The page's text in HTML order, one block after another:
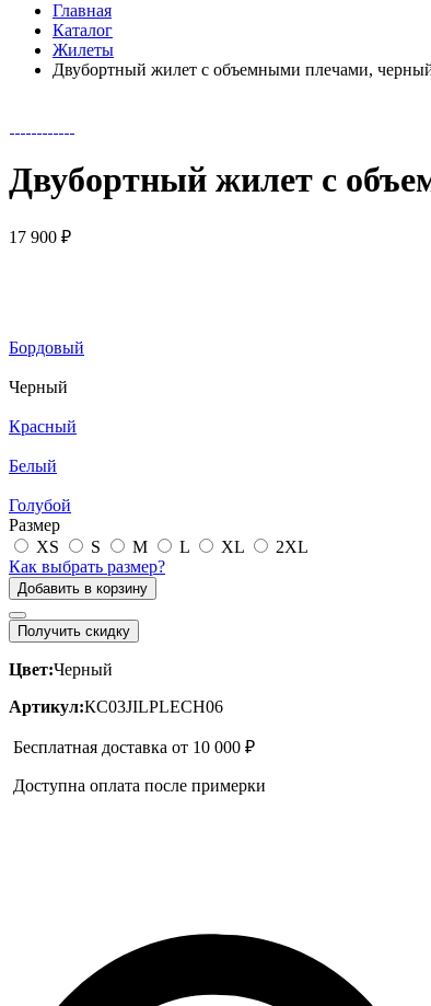
Главная
Каталог
Жилеты
Двубортный жилет с объемными плечами,
Двубортный жилет с
17 900 ₽
Бордовый
Черный
Красный
Белый
Голубой
Размер
XS
S M L XL
2XL
Как выбрать размер?
Добавить в корзину
Получить скидку
Цвет:Черный
Артикул:КС03JILPLECH06
Бесплатная доставка от 10 000 ₽
Доступна оплата после примерки